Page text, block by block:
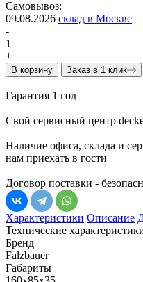
Самовывоз:
09.08.2026 склад в Москве
-
1
+
В корзину Заказ в 1 клик
Гарантия 1 год
Свой сервисный центр
Наличие офиса, склада и
нам приехать в гости
Договор поставки -
Характеристики Описание
Технические
Бренд
Falzbauer
Габариты